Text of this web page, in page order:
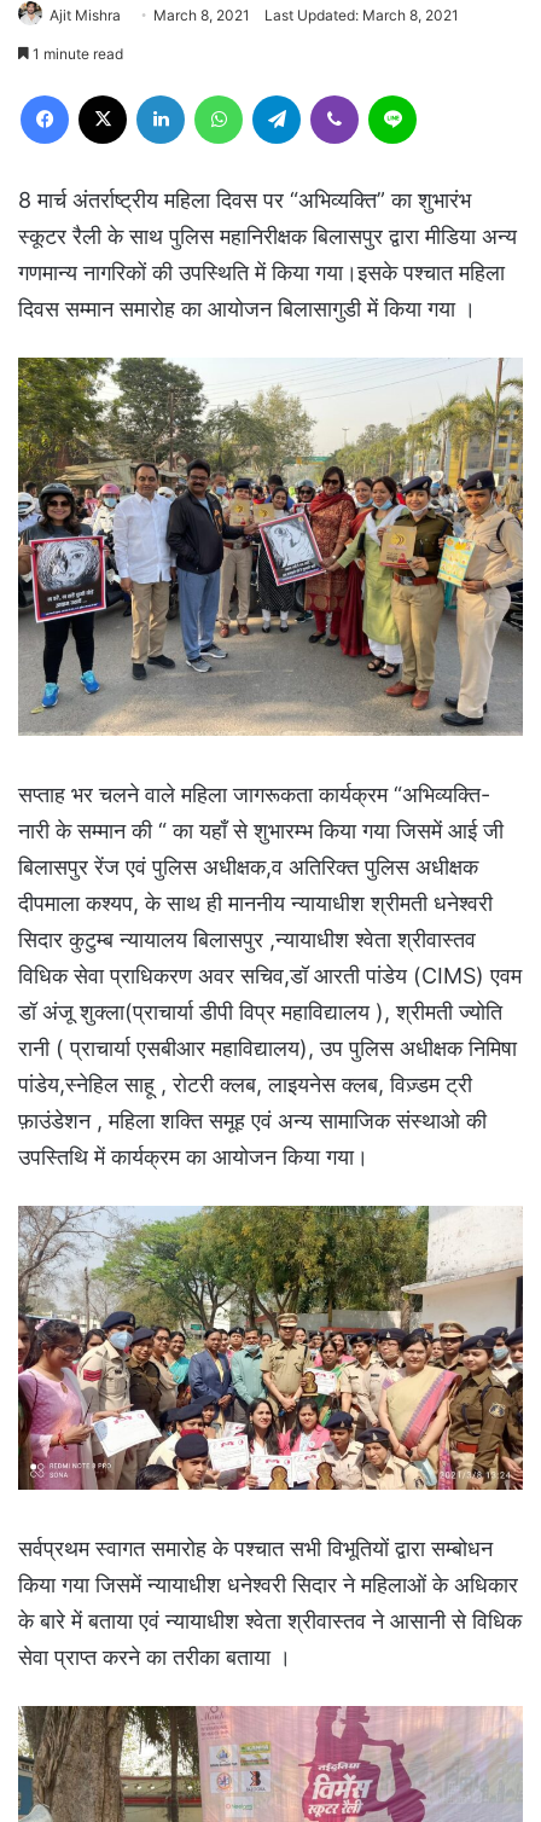
Ajit Mishra March 8, 2021 Last Updated: March 8, 2021
1 minute read
Facebook LinkedIn WhatsAppTelegram Viber
8 मार्च अंतर्राष्ट्रीय महिला दिवस पर “अभिव्यक्ति” का शुभारंभ
स्कूटर रैली के साथ पुलिस महानिरीक्षक बिलासपुर द्वारा मीडिया अन्य
गणमान्य नागरिकों की उपस्थिति में किया गया।इसके पश्चात महिला
दिवस सम्मान समारोह का आयोजन बिलासागुडी में किया गया ।
सप्ताह भर चलने वाले महिला जागरूकता कार्यक्रम “अभिव्यक्ति-
नारी के सम्मान की “ का यहाँ से शुभारम्भ किया गया जिसमें आई जी
बिलासपुर रेंज एवं पुलिस अधीक्षक,व अतिरिक्त पुलिस अधीक्षक
दीपमाला कश्यप, के साथ ही माननीय न्यायाधीश श्रीमती धनेश्वरी
सिदार कुटुम्ब न्यायालय बिलासपुर ,न्यायाधीश श्वेता श्रीवास्तव
विधिक सेवा प्राधिकरण अवर सचिव,डॉ आरती पांडेय (CIMS) एवम
डॉ अंजू शुक्ला(प्राचार्या डीपी विप्र महाविद्यालय ), श्रीमती ज्योति
रानी ( प्राचार्या एसबीआर महाविद्यालय), उप पुलिस अधीक्षक निमिषा
पांडेय,स्नेहिल साहू , रोटरी क्लब, लाइयनेस क्लब, विज़्डम ट्री
फ़ाउंडेशन , महिला शक्ति समूह एवं अन्य सामाजिक संस्थाओ की
उपस्तिथि में कार्यक्रम का आयोजन किया गया।
सर्वप्रथम स्वागत समारोह के पश्चात सभी विभूतियों द्वारा सम्बोधन
किया गया जिसमें न्यायाधीश धनेश्वरी सिदार ने महिलाओं के अधिकार
के बारे में बताया एवं न्यायाधीश श्वेता श्रीवास्तव ने आसानी से विधिक
सेवा प्राप्त करने का तरीका बताया ।